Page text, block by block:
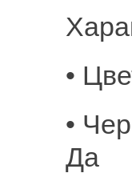
•
•
Да